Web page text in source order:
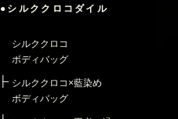
●シルククロコダイル
シルククロコ
ボディバッグ
シルククロコ×藍染め
ボディバッグ